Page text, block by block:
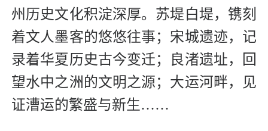
州历史文化积淀深厚。苏堤白堤，镌刻
着文人墨客的悠悠往事；宋城遗迹，记
录着华夏历史古今变迁；良渚遗址，回
望水中之洲的文明之源；大运河畔，见
证漕运的繁盛与新生……